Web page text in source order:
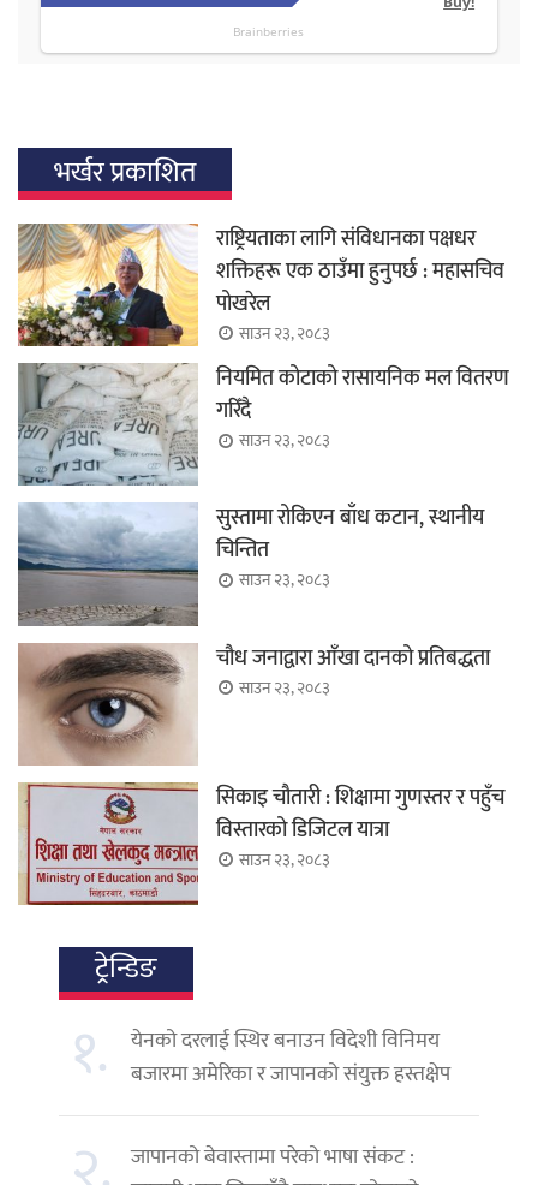
भर्खर प्रकाशित
राष्ट्रियताका लागि संविधानका पक्षधर
शक्तिहरू एक ठाउँमा हुनुपर्छ : महासचिव
पोखरेल
साउन २३, २०८३
नियमित कोटाको रासायनिक मल वितरण
गरिँदै
साउन २३, २०८३
सुस्तामा रोकिएन बाँध कटान, स्थानीय
चिन्तित
साउन २३, २०८३
चौध जनाद्वारा आँखा दानको प्रतिबद्धता
साउन २३, २०८३
सिकाइ चौतारी : शिक्षामा गुणस्तर र पहुँच
विस्तारको डिजिटल यात्रा
साउन २३, २०८३
ट्रेन्डिङ
१.
येनको दरलाई स्थिर बनाउन विदेशी विनिमय
बजारमा अमेरिका र जापानको संयुक्त हस्तक्षेप
जापानको बेवास्तामा परेको भाषा संकट :